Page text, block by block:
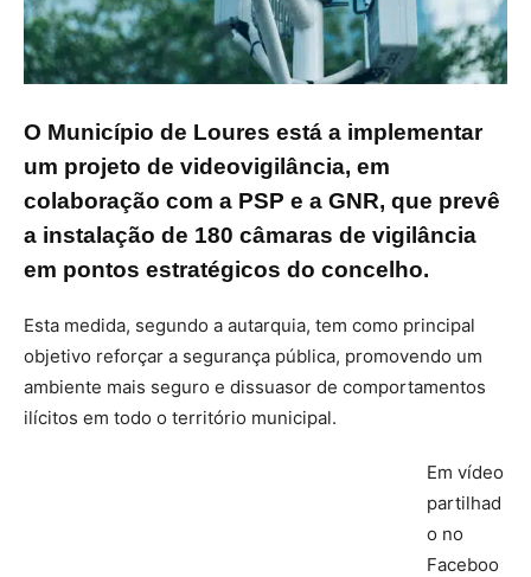
O Município de Loures está a implementar
um projeto de videovigilância, em
colaboração com a PSP e a GNR, que prevê
a instalação de 180 câmaras de vigilância
em pontos estratégicos do concelho.
Esta medida, segundo a autarquia, tem como principal
objetivo reforçar a segurança pública, promovendo um
ambiente mais seguro e dissuasor de comportamentos
ilícitos em todo o território municipal.
Em vídeo
partilhad
o no
Faceboo